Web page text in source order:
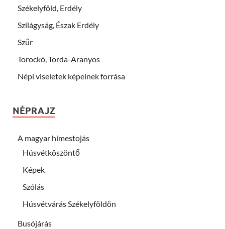
Székelyföld, Erdély
Szilágyság, Észak Erdély
Szűr
Torockó, Torda-Aranyos
Népi viseletek képeinek forrása
NÉPRAJZ
A magyar hímestojás
Húsvétköszöntő
Képek
Szólás
Húsvétvárás Székelyföldön
Busójárás